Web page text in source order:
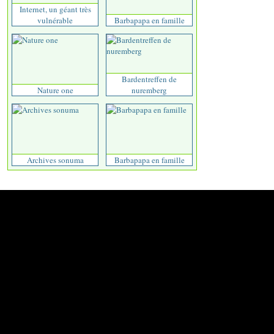
Internet, un géant très
vulnérable
Barbapapa en famille
Nature one
Bardentreffen de
nuremberg
Archives sonuma Barbapapa en famille